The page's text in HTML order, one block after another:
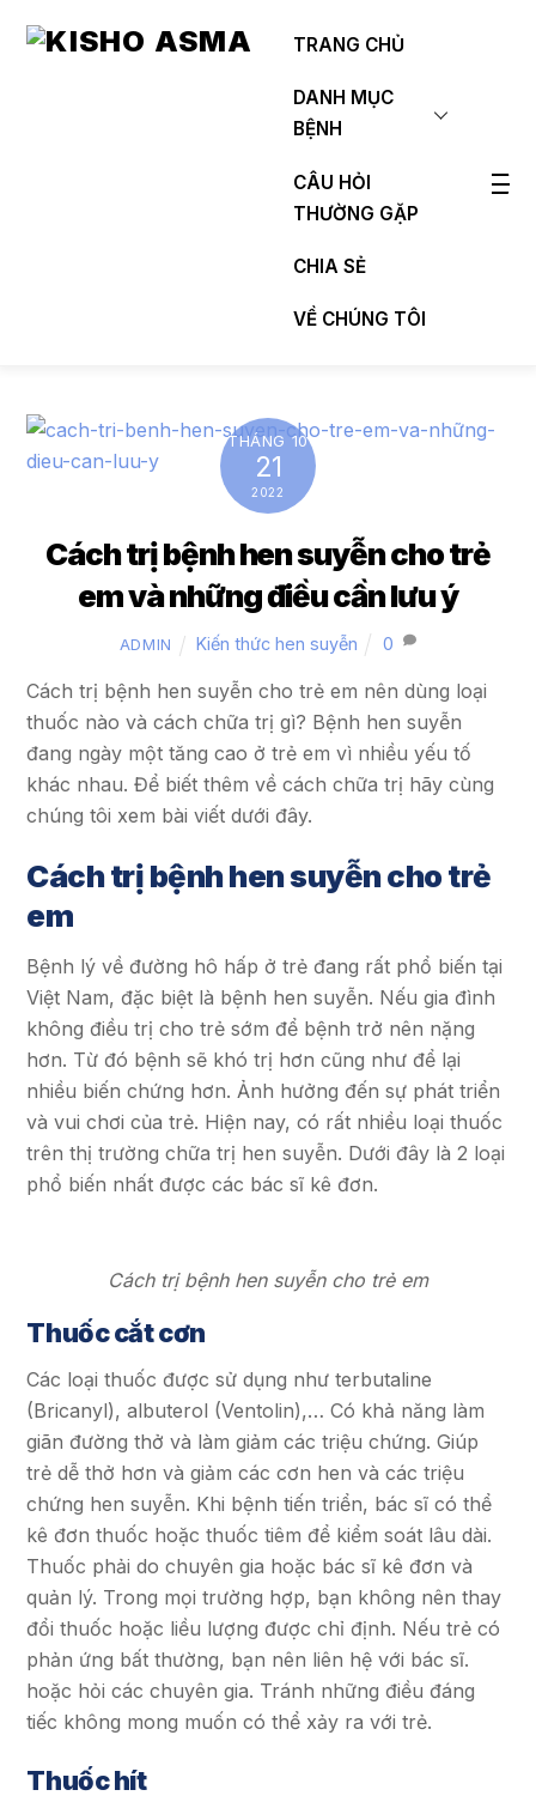
TRANG CHỦ
DANH MỤC
BỆNH
CÂU HỎI
THƯỜNG GẶP
CHIA SẺ
VỀ CHÚNG TÔI
THÁNG 10
21
2022
Cách trị bệnh hen suyễn cho trẻ
em và những điều cần lưu ý
ADMIN Kiến thức hen suyễn 0
Cách trị bệnh hen suyễn cho trẻ em nên dùng loại
thuốc nào và cách chữa trị gì? Bệnh hen suyễn
đang ngày một tăng cao ở trẻ em vì nhiều yếu tố
khác nhau. Để biết thêm về cách chữa trị hãy cùng
chúng tôi xem bài viết dưới đây.
Cách trị bệnh hen suyễn cho trẻ
em
Bệnh lý về đường hô hấp ở trẻ đang rất phổ biến tại
Việt Nam, đặc biệt là bệnh hen suyễn. Nếu gia đình
không điều trị cho trẻ sớm để bệnh trở nên nặng
hơn. Từ đó bệnh sẽ khó trị hơn cũng như để lại
nhiều biến chứng hơn. Ảnh hưởng đến sự phát triển
và vui chơi của trẻ. Hiện nay, có rất nhiều loại thuốc
trên thị trường chữa trị hen suyễn. Dưới đây là 2 loại
phổ biến nhất được các bác sĩ kê đơn.
Cách trị bệnh hen suyễn cho trẻ em
Thuốc cắt cơn
Các loại thuốc được sử dụng như terbutaline
(Bricanyl), albuterol (Ventolin),… Có khả năng làm
giãn đường thở và làm giảm các triệu chứng. Giúp
trẻ dễ thở hơn và giảm các cơn hen và các triệu
chứng hen suyễn. Khi bệnh tiến triển, bác sĩ có thể
kê đơn thuốc hoặc thuốc tiêm để kiểm soát lâu dài.
Thuốc phải do chuyên gia hoặc bác sĩ kê đơn và
quản lý. Trong mọi trường hợp, bạn không nên thay
đổi thuốc hoặc liều lượng được chỉ định. Nếu trẻ có
phản ứng bất thường, bạn nên liên hệ với bác sĩ.
hoặc hỏi các chuyên gia. Tránh những điều đáng
tiếc không mong muốn có thể xảy ra với trẻ.
Thuốc hít